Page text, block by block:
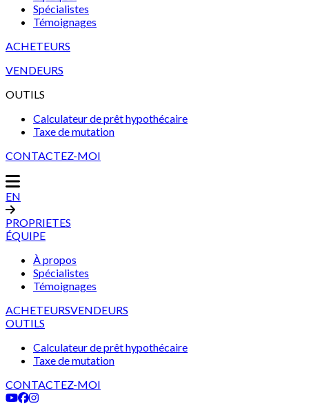
Spécialistes
Témoignages
ACHETEURS
VENDEURS
OUTILS
Calculateur de prêt hypothécaire
Taxe de mutation
CONTACTEZ-MOI
EN
PROPRIETES
ÉQUIPE
À propos
Spécialistes
Témoignages
ACHETEURSVENDEURS
OUTILS
Calculateur de prêt hypothécaire
Taxe de mutation
CONTACTEZ-MOI